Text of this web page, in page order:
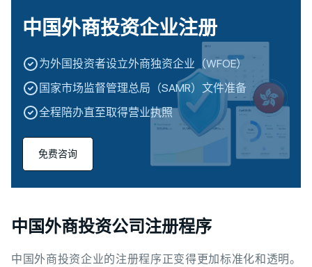
中国外商投资企业注册
为外国投资者设立外商独资企业（WFOE）
国家市场监督管理总局（SAMR）文件准备
全程陪办直至取得营业执照
免费咨询
中国外商投资公司注册程序
中国外商投资企业的注册程序正变得更加标准化和透明。